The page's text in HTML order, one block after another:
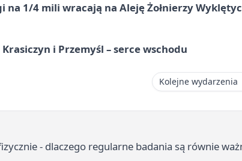
na 1/4 mili wracają na Aleję Żołnierzy
i Przemyśl – serce wschodu
Kolejne wydarzenia
- dlaczego regularne badania są równie